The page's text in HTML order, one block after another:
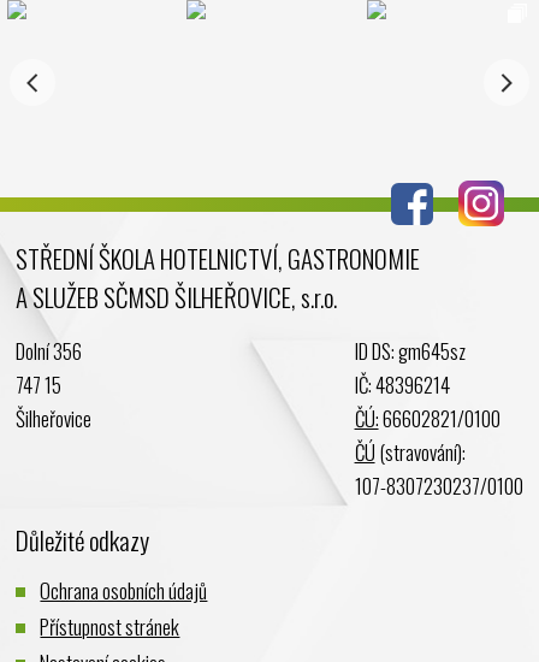
Listopad 2024
Duben 2024
Březen 2024
Leden 2024
Listopad 2023
Srpen 2023
Červen 2023
Květen 2023
STŘEDNÍ ŠKOLA HOTELNICTVÍ, GASTRONOMIE
A SLUŽEB SČMSD ŠILHEŘOVICE, s.r.o.
Dolní 356
747 15
Šilheřovice
ID DS: gm645sz
IČ: 48396214
ČÚ:66602821/0100
ČÚ (stravování):
107-8307230237/0100
Důležité odkazy
Ochrana osobních údajů
Přístupnost stránek